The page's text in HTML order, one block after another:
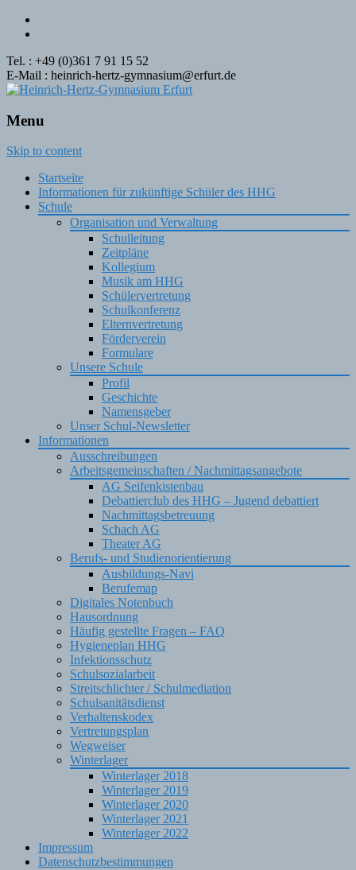
Tel. : +49 (0)361 7 91 15 52
E-Mail : heinrich-hertz-gymnasium@erfurt.de
Menu
Skip to content
Startseite
Informationen für zukünftige Schüler des HHG
Schule
Organisation und Verwaltung
Schulleitung
Zeitpläne
Kollegium
Musik am HHG
Schülervertretung
Schulkonferenz
Elternvertretung
Förderverein
Formulare
Unsere Schule
Profil
Geschichte
Namensgeber
Unser Schul-Newsletter
Informationen
Ausschreibungen
Arbeitsgemeinschaften / Nachmittagsangebote
AG Seifenkistenbau
Debattierclub des HHG – Jugend debattiert
Nachmittagsbetreuung
Schach AG
Theater AG
Berufs- und Studienorientierung
Ausbildungs-Navi
Berufemap
Digitales Notenbuch
Hausordnung
Häufig gestellte Fragen – FAQ
Hygieneplan HHG
Infektionsschutz
Schulsozialarbeit
Streitschlichter / Schulmediation
Schulsanitätsdienst
Verhaltenskodex
Vertretungsplan
Wegweiser
Winterlager
Winterlager 2018
Winterlager 2019
Winterlager 2020
Winterlager 2021
Winterlager 2022
Impressum
Datenschutzbestimmungen